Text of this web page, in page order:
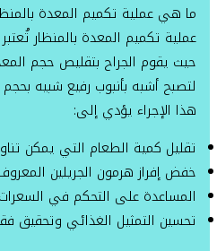
ما هي عملية تكميم المعدة
عملية تكميم المعدة بالمنظار
لتصبح أشبه بأنبوب رفيع شبيه بحجم
هذا الإجراء يؤدي إلى:
تقليل كمية الطعام التي يمكن
خفض إفراز هرمون الجريلين
المساعدة على التحكم في السعرات
تحسين التمثيل الغذائي وتحقيق